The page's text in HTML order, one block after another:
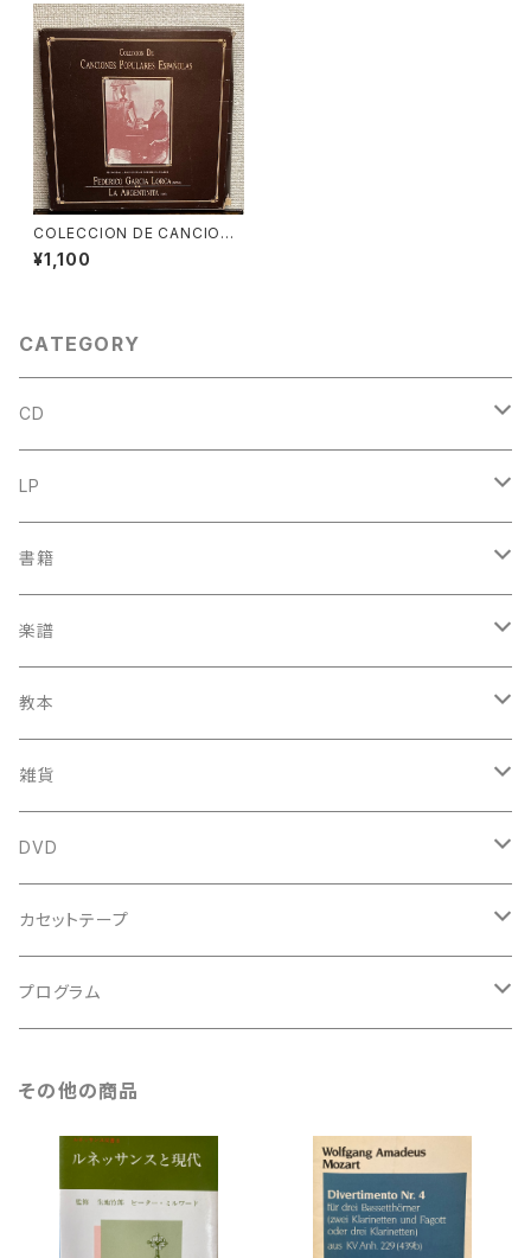
COLECCION DE CANCIONE
S POPULARES ESPAÑOLAS
【演奏者：FEDERICO GARCIA
¥1,100
CATEGORY
CD
古楽
中古CD
鍋島元子関連CD
古楽以外
中古CD
LP
古楽
中古LP
鍋島元子関連LP
古楽以外
中古LP
書籍
古楽関係
中古本
新古本
古楽以外
中古本
中古本
楽譜
古楽関係
スコア
鍵盤用
古楽以外
スコア
教本
古楽関係
古楽以外
雑貨
トートバッグ
バロック
ルネサンス
DVD
古楽
古楽以外
カセットテープ
古楽
プログラム
古楽以外
その他の商品